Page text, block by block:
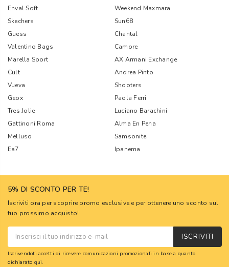
Enval Soft
Weekend Maxmara
Skechers
Sun68
Guess
Chantal
Valentino Bags
Camore
Marella Sport
AX Armani Exchange
Cult
Andrea Pinto
Vueva
Shooters
Geox
Paola Ferri
Tres Jolie
Luciano Barachini
Gattinoni Roma
Alma En Pena
Melluso
Samsonite
Ea7
Ipanema
5% DI SCONTO PER TE!
Iscriviti ora per scoprire promo esclusive e per ottenere uno sconto sul
tuo prossimo acquisto!
ISCRIVITI
Iscrivendoti accetti di ricevere comunicazioni promozionali in base a quanto
dichiarato qui.